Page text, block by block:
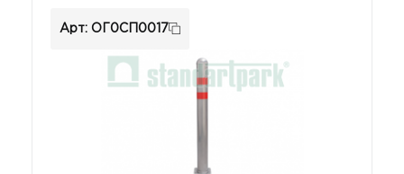
Арт: ОГ0СП0017